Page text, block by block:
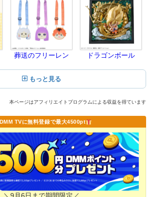
葬送のフリーレン ドラゴンボール
もっと見る
本ページはアフィリエイトプログラムによる収益を得ています
DMM TVに無料登録で最大4500pt